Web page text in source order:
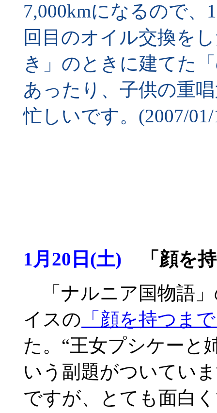
7,000kmになるので、
回目のオイル交換を
き」のときに建てた
あったり、子供の重
忙しいです。(2007/01/
1月20日(土) 「顔を
「ナルニア国物語」
イスの 「顔を持つま
た。“王女プシケーと
いう副題がついてい
ですが、とても面白